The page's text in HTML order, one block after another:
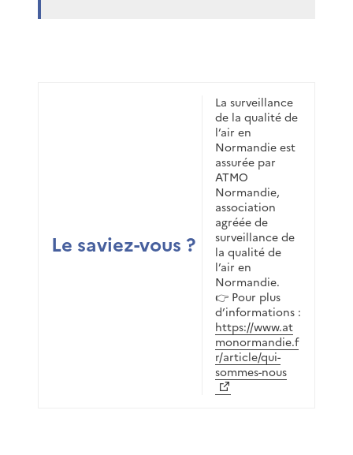
Le saviez-vous ?
La surveillance
de la qualité de
l’air en
Normandie est
assurée par
ATMO
Normandie,
association
agréée de
surveillance de
la qualité de
l’air en
Normandie.
👉 Pour plus
d’informations :
https://www.at
monormandie.f
r/article/qui-
sommes-nous